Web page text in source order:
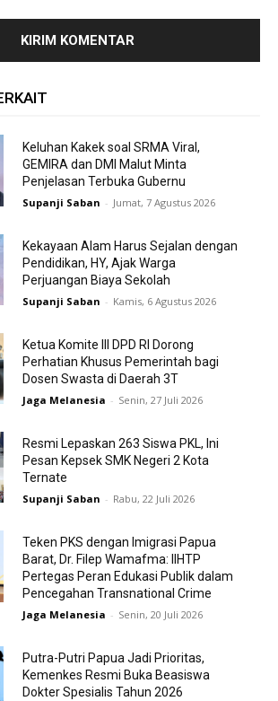
Keluhan Kakek soal SRMA Viral,
GEMIRA dan DMI Malut Minta
Penjelasan Terbuka Gubernu
Supanji Saban - Jumat, 7 Agustus 2026
Kekayaan Alam Harus Sejalan dengan
Pendidikan, HY, Ajak Warga
Perjuangan Biaya Sekolah
Supanji Saban - Kamis, 6 Agustus 2026
Ketua Komite III DPD RI Dorong
Perhatian Khusus Pemerintah bagi
Dosen Swasta di Daerah 3T
Jaga Melanesia - Senin, 27 Juli 2026
Resmi Lepaskan 263 Siswa PKL, Ini
Pesan Kepsek SMK Negeri 2 Kota
Ternate
Supanji Saban - Rabu, 22 Juli 2026
Teken PKS dengan Imigrasi Papua
Barat, Dr. Filep Wamafma: IIHTP
Pertegas Peran Edukasi Publik dalam
Pencegahan Transnational Crime
Jaga Melanesia - Senin, 20 Juli 2026
Putra-Putri Papua Jadi Prioritas,
Kemenkes Resmi Buka Beasiswa
Dokter Spesialis Tahun 2026